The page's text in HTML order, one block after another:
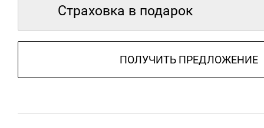
Страховка в подарок
ПОЛУЧИТЬ ПРЕДЛОЖЕНИЕ